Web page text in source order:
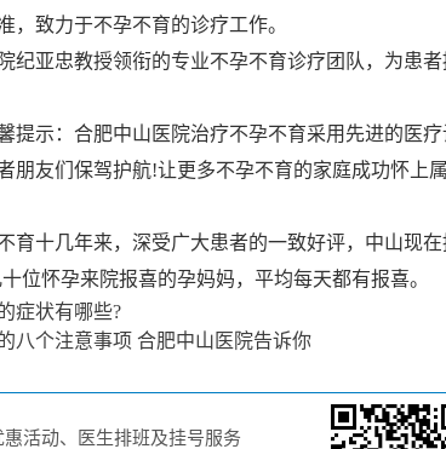
，致力于不孕不育的诊疗工作。
亚忠教授领衔的专业不孕不育诊疗团队，为患者
示：合肥中山医院治疗不孕不育采用先进的医疗
朋友们保驾护航!让更多不孕不育的家庭成功怀上
十几年来，深受广大患者的一致好评，中山现在
位怀孕来院报喜的孕妈妈，平均每天都有报喜。
症状有哪些?
八个注意事项 合肥中山医院告诉你
惠活动、医生排班及挂号服务